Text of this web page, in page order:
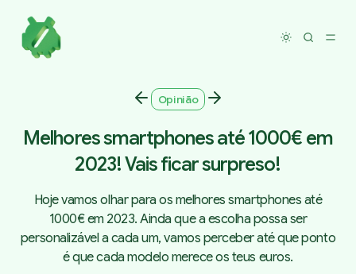
Toggle
Opinião
Melhores smartphones até 1000€ em
2023! Vais ficar surpreso!
Hoje vamos olhar para os melhores smartphones até
1000€ em 2023. Ainda que a escolha possa ser
personalizável a cada um, vamos perceber até que ponto
é que cada modelo merece os teus euros.